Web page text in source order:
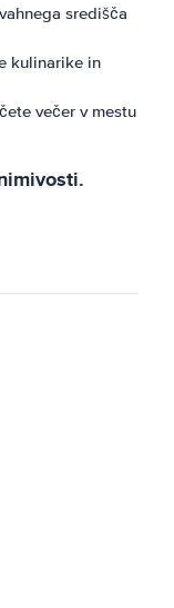
središča
kulinarike in
večer v mestu